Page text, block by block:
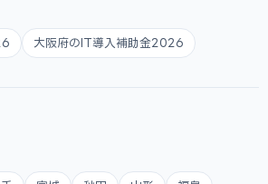
大阪府のIT導入補助金2026